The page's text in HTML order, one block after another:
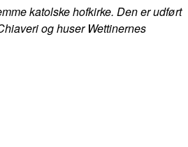
katolske hofkirke. Den er udført
og huser Wettinernes